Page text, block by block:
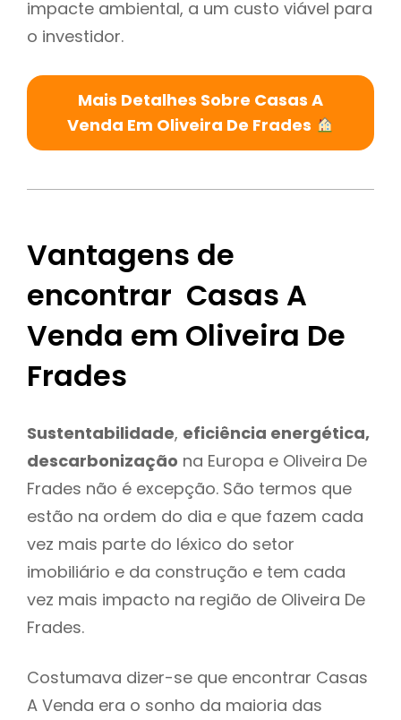
impacte ambiental, a um custo viável para
o investidor.
Mais Detalhes Sobre Casas A
Venda Em Oliveira De Frades
Vantagens de
encontrar Casas A
Venda em Oliveira De
Frades
Sustentabilidade, eficiência energética,
descarbonização na Europa e Oliveira De
Frades não é excepção. São termos que
estão na ordem do dia e que fazem cada
vez mais parte do léxico do setor
imobiliário e da construção e tem cada
vez mais impacto na região de Oliveira De
Frades.
Costumava dizer-se que encontrar Casas
A Venda era o sonho da maioria das